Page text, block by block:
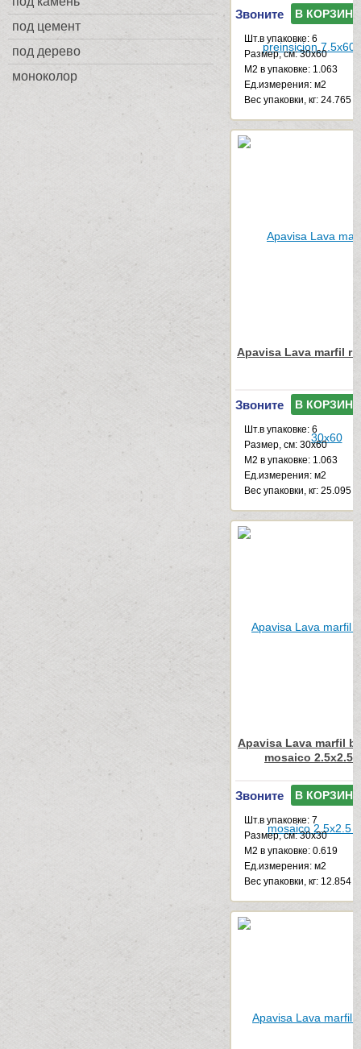
под цемент
под дерево
моноколор
Звоните В КОРЗИНУ
Шт.в упаковке: 6
Размер, см: 30x60
М2 в упаковке: 1.063
Ед.измерения: м2
Веc упаковки, кг: 24.765
Apavisa Lava marfil
Звоните В КОРЗИНУ
Шт.в упаковке: 6
Размер, см: 30x60
М2 в упаковке: 1.063
Ед.измерения: м2
Веc упаковки, кг: 25.095
Apavisa Lava marfil
mosaico 2.5x2.5
Звоните В КОРЗИНУ
Шт.в упаковке: 7
Размер, см: 30x30
М2 в упаковке: 0.619
Ед.измерения: м2
Веc упаковки, кг: 12.854